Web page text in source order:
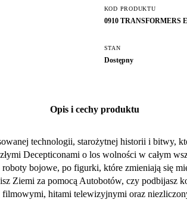
KOD PRODUKTU
0910 TRANSFORMERS
STAN
Dostępny
Opis i cechy produktu
technologii, starożytnej historii i bitwy,
Decepticonami o los wolności w całym
bojowe, po figurki, które zmieniają się
Ziemi za pomocą Autobotów, czy podbijasz
hitami telewizyjnymi oraz